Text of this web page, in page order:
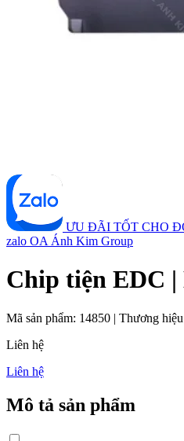
ƯU ĐÃI TỐT CHO
zalo OA Ánh Kim Group
Chip tiện EDC
Mã sản phẩm: 14850 | Thương
Liên hệ
Liên hệ
Mô tả sản phẩm